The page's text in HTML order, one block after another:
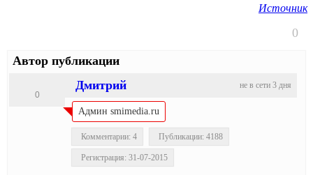
Источник
0
Автор публикации
не в сети 3 дня
Дмитрий
0
Админ smimedia.ru
Комментарии: 4 Публикации: 4188
Регистрация: 31-07-2015